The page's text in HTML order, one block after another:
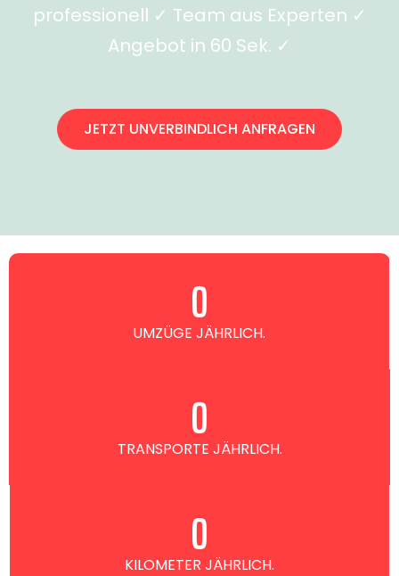
professionell ✓ Team aus Experten ✓
Angebot in 60 Sek. ✓
JETZT UNVERBINDLICH ANFRAGEN
UMZÜGE JÄHRLICH.
0
TRANSPORTE JÄHRLICH.
0
KILOMETER JÄHRLICH.
0